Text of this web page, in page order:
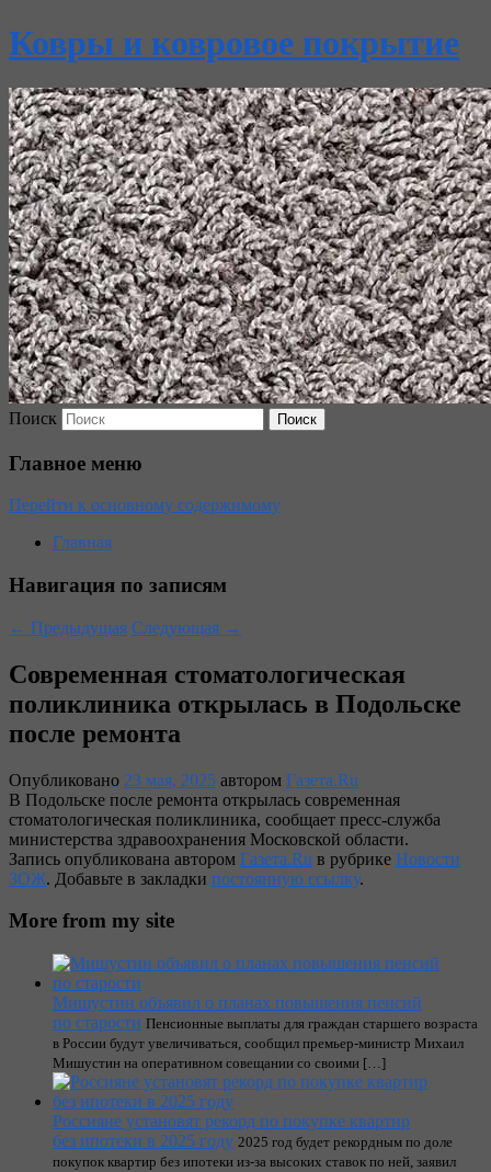
Ковры и ковровое покрытие
Поиск
Главное меню
Перейти к основному содержимому
Главная
Навигация по записям
← Предыдущая Следующая →
Современная стоматологическая
поликлиника открылась в Подольске
после ремонта
Опубликовано 23 мая, 2025 автором Газета.Ru
В Подольске после ремонта открылась современная
стоматологическая поликлиника, сообщает пресс-служба
министерства здравоохранения Московской области.
Запись опубликована автором Газета.Ru в рубрике Новости
ЗОЖ. Добавьте в закладки постоянную ссылку.
More from my site
Мишустин объявил о планах повышения пенсий
по старости Пенсионные выплаты для граждан старшего возраста
в России будут увеличиваться, сообщил премьер-министр Михаил
Мишустин на оперативном совещании со своими […]
Россияне установят рекорд по покупке квартир
без ипотеки в 2025 году 2025 год будет рекордным по доле
покупок квартир без ипотеки из-за высоких ставок по ней, заявил